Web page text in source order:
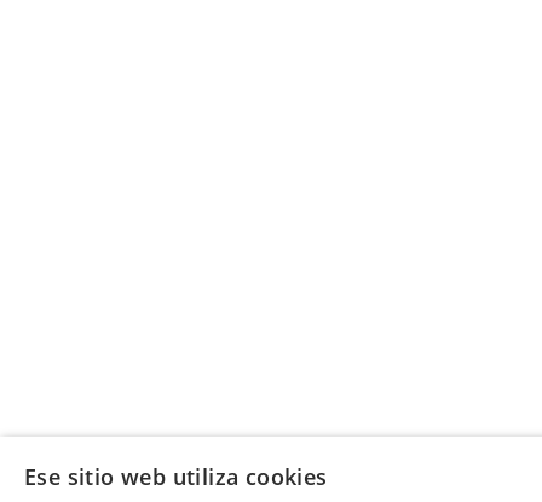
Ese sitio web utiliza cookies